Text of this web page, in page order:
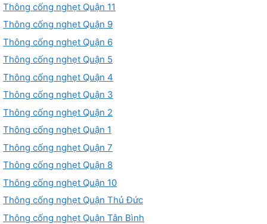
Thông cống nghẹt Quận 11
Thông cống nghẹt Quận 9
Thông cống nghẹt Quận 6
Thông cống nghẹt Quận 5
Thông cống nghẹt Quận 4
Thông cống nghẹt Quận 3
Thông cống nghẹt Quận 2
Thông cống nghẹt Quận 1
Thông cống nghẹt Quận 7
Thông cống nghẹt Quận 8
Thông cống nghẹt Quận 10
Thông cống nghẹt Quận Thủ Đức
Thông cống nghẹt Quận Tân Bình